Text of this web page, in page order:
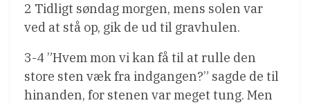
2 Tidligt søndag morgen, mens solen var
ved at stå op, gik de ud til gravhulen.
3-4 ”Hvem mon vi kan få til at rulle den
store sten væk fra indgangen?” sagde de til
hinanden, for stenen var meget tung. Men